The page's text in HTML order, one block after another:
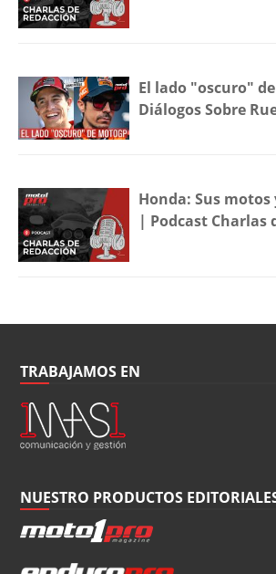
El lado "oscuro"
Diálogos Sobre
Honda: Sus
| Podcast Charlas
TRABAJAMOS EN
NUESTRO PRODUCTOS